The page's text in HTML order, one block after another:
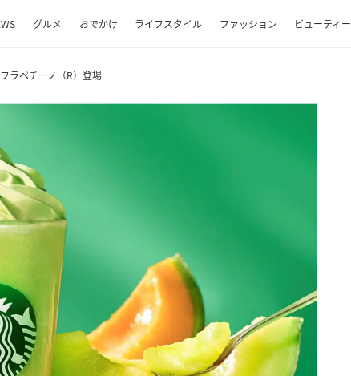
グルメ おでかけ ライフスタイル ファッション ビューティー
ラペチーノ（R）登場